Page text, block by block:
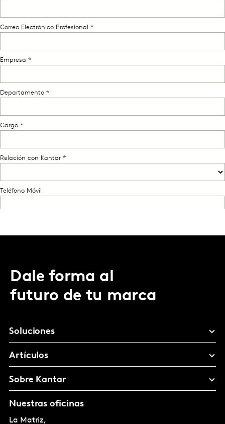
Dale forma al
futuro de tu marca
Soluciones
Artículos
Sobre Kantar
Nuestras oficinas
La Matriz,